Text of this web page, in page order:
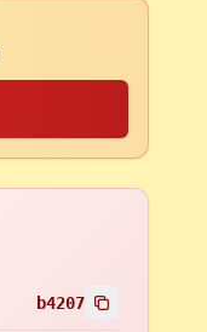
b4207